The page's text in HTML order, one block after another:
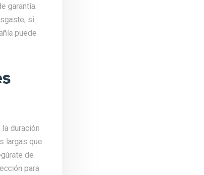
garantía.
si
puede
duración
largas que
de
para